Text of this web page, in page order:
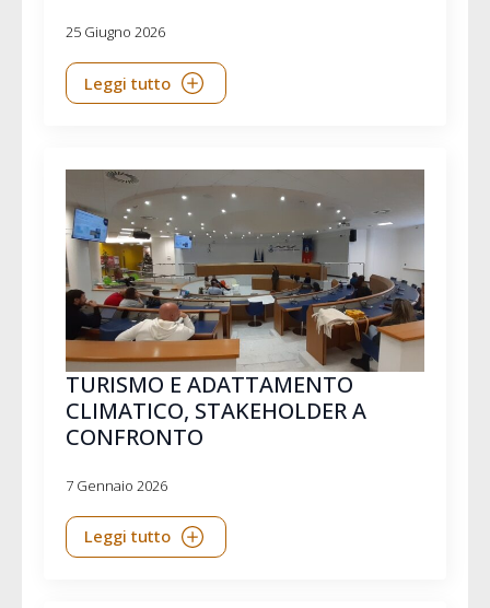
25 Giugno 2026
Leggi tutto
TURISMO E ADATTAMENTO
CLIMATICO, STAKEHOLDER A
CONFRONTO
7 Gennaio 2026
Leggi tutto